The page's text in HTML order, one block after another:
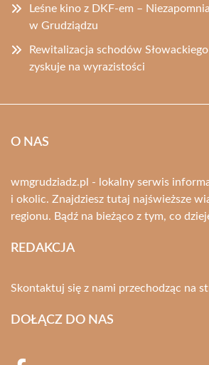
Leśne kino z DKF-em –
w Grudziądzu
Rewitalizacja schodów
zyskuje na wyrazistości
O NAS
wmgrudziadz.pl - lokalny serwis
i okolic. Znajdziesz tutaj najświeższe
regionu. Bądź na bieżąco z tym, co
REDAKCJA
Skontaktuj się z nami przechodząc na
DOŁĄCZ DO NAS